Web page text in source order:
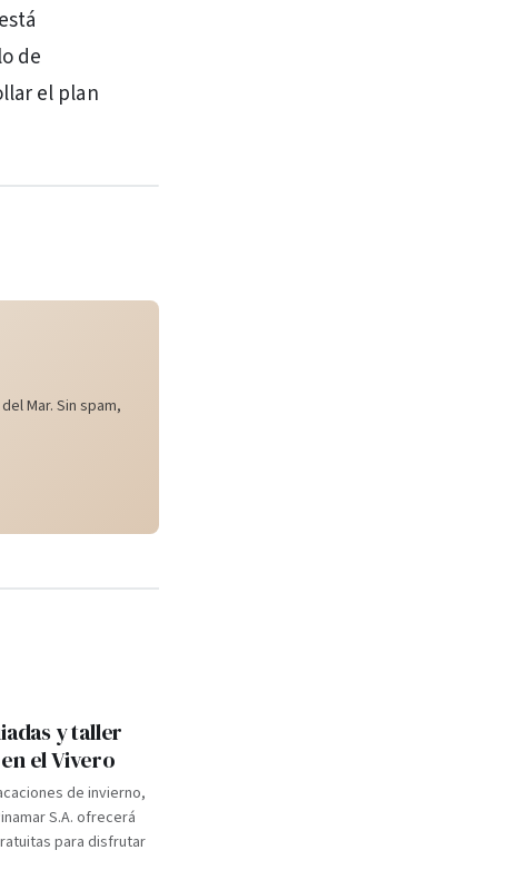
de
el plan
Mar. Sin spam,
y taller
el Vivero
de invierno,
S.A. ofrecerá
para disfrutar